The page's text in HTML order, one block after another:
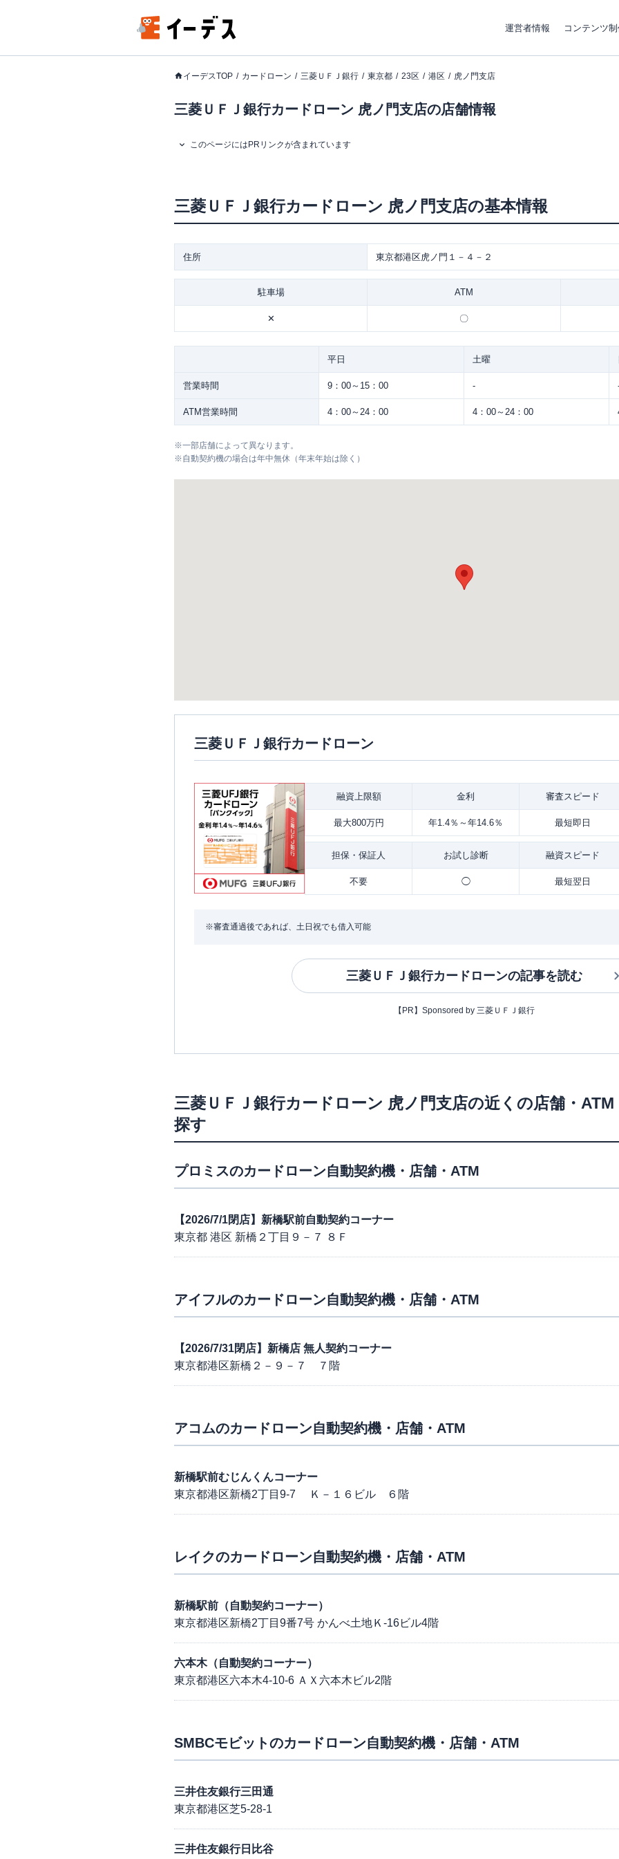
運営者情報 コンテンツ
イーデスTOP カードローン 三菱ＵＦＪ銀行 東京都 23区 港区 虎ノ門支店
三菱ＵＦＪ銀行カードローン 虎ノ門支店の店舗情報
このページにはPRリンクが含まれています
三菱ＵＦＪ銀行カードローン 虎ノ門支店の基本情報
住所 東京都港区虎ノ門１－４－２
駐車場 ATM
✕ 〇
平日 土曜
営業時間 9：00～15：00 -
ATM営業時間 4：00～24：00 4：00～24：00
※一部店舗によって異なります。
※自動契約機の場合は年中無休（年末年始は除く）
三菱ＵＦＪ銀行カードローン
融資上限額 金利 審査スピード
最大800万円 年1.4％～年14.6％ 最短即日
担保・ 保証人 お試し診断 融資スピード
不要 ◯ 最短翌日
※審査通過後であれば、土日祝でも借入可能
三菱ＵＦＪ銀行カードローンの記事を読む
【PR】Sponsored by 三菱ＵＦＪ銀行
三菱ＵＦＪ銀行カードローン 虎ノ門支店の近くの店舗・
探す
プロミスのカードローン自動契約機・店舗・ATM
【2026/7/1閉店】新橋駅前自動契約コーナー
東京都 港区 新橋２丁目９－７ ８Ｆ
アイフルのカードローン自動契約機・店舗・ATM
【2026/7/31閉店】新橋店 無人契約コーナー
東京都港区新橋２－９－７ ７階
アコムのカードローン自動契約機・店舗・ATM
新橋駅前むじんくんコーナー
東京都港区新橋2丁目9-7 Ｋ－１６ビル ６階
レイクのカードローン自動契約機・店舗・ATM
新橋駅前（自動契約コーナー）
東京都港区新橋2丁目9番7号 かんべ土地Ｋ-16ビル4階
六本木（自動契約コーナー）
東京都港区六本木4-10-6 ＡＸ六本木ビル2階
SMBCモビットのカードローン自動契約機・店舗・ATM
三井住友銀行三田通
東京都港区芝5-28-1
三井住友銀行日比谷